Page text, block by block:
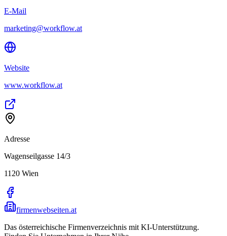
E-Mail
marketing@workflow.at
Website
www.workflow.at
Adresse
Wagenseilgasse 14/3
1120 Wien
firmenwebseiten.at
Das österreichische Firmenverzeichnis mit KI-Unterstützung.